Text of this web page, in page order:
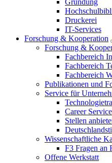
Gründung
Druckerei
IT-Services
Forschung & Kooperation
Forschung &
Fachbereich
Fachbereich
Fachbereich
Publikationen und
Service für
Career Service
Stellen
Wissenschaftliche
F3 Fragen an
Offene Werkstatt